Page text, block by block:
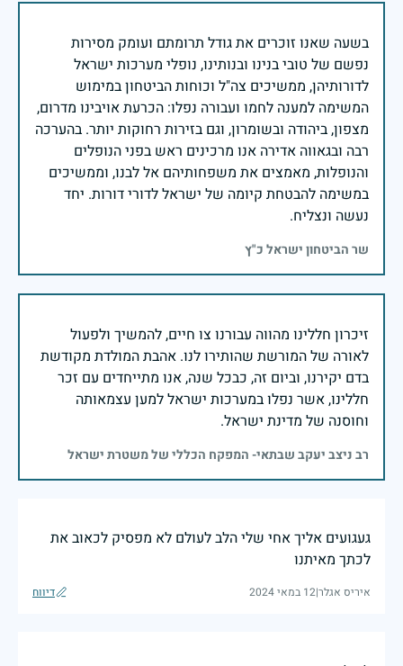
בשעה שאנו זוכרים את גודל תרומתם ועומק מסירות
נפשם של טובי בנינו ובנותינו, נופלי מערכות ישראל
לדורותיהן, ממשיכים צה"ל וכוחות הביטחון במימוש
המשימה למענה לחמו ועבורה נפלו: הכרעת אויבינו מדרום,
מצפון, ביהודה ובשומרון, וגם בזירות רחוקות יותר. בהערכה
רבה ובגאווה אדירה אנו מרכינים ראש בפני הנופלים
והנופלות, מאמצים את משפחותיהם אל לבנו, וממשיכים
במשימה להבטחת קיומה של ישראל לדורי דורות. יחד
נעשה ונצליח.
שר הביטחון ישראל כ"ץ
זיכרון חללינו מהווה עבורנו צו חיים, להמשיך ולפעול
לאורה של המורשת שהותירו לנו. אהבת המולדת מקודשת
בדם יקירנו, וביום זה, כבכל שנה, אנו מתייחדים עם זכר
חללינו, אשר נפלו במערכות ישראל למען עצמאותה
וחוסנה של מדינת ישראל.
רב ניצב יעקב שבתאי- המפקח הכללי של משטרת ישראל
געגועים אליך אחי שלי הלב לעולם לא מפסיק לכאוב את
לכתך מאיתנו
איריס אגלר|12 במאי 2024 דיווח